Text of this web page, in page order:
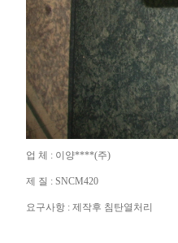
업 체 : 이양****(주)
제 질 : SNCM420
요구사항 : 제작후 침탄열처리